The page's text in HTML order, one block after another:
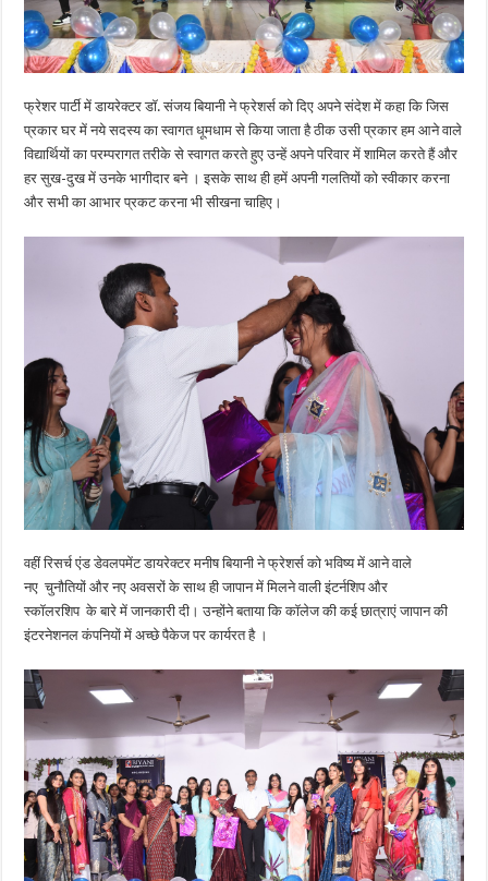
फ्रेशर पार्टी में डायरेक्टर डॉ. संजय बियानी ने फ्रेशर्स को दिए अपने संदेश में कहा कि जिस
प्रकार घर में नये सदस्य का स्वागत धूमधाम से किया जाता है ठीक उसी प्रकार हम आने वाले
विद्यार्थियों का परम्परागत तरीके से स्वागत करते हुए उन्हें अपने परिवार में शामिल करते हैं और
हर सुख-दुख में उनके भागीदार बने । इसके साथ ही हमें अपनी गलतियों को स्वीकार करना
और सभी का आभार प्रकट करना भी सीखना चाहिए।
वहीं रिसर्च एंड डेवलपमेंट डायरेक्टर मनीष बियानी ने फ्रेशर्स को भविष्य में आने वाले
नए चुनौतियों और नए अवसरों के साथ ही जापान में मिलने वाली इंटर्नशिप और
स्कॉलरशिप के बारे में जानकारी दी। उन्होंने बताया कि कॉलेज की कई छात्राएं जापान की
इंटरनेशनल कंपनियों में अच्छे पैकेज पर कार्यरत है ।